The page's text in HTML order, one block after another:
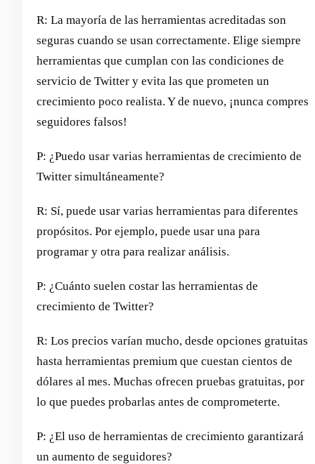
R: La mayoría de las herramientas acreditadas son
seguras cuando se usan correctamente. Elige siempre
herramientas que cumplan con las condiciones de
servicio de Twitter y evita las que prometen un
crecimiento poco realista. Y de nuevo, ¡nunca compres
seguidores falsos!
P: ¿Puedo usar varias herramientas de crecimiento de
Twitter simultáneamente?
R: Sí, puede usar varias herramientas para diferentes
propósitos. Por ejemplo, puede usar una para
programar y otra para realizar análisis.
P: ¿Cuánto suelen costar las herramientas de
crecimiento de Twitter?
R: Los precios varían mucho, desde opciones gratuitas
hasta herramientas premium que cuestan cientos de
dólares al mes. Muchas ofrecen pruebas gratuitas, por
lo que puedes probarlas antes de comprometerte.
P: ¿El uso de herramientas de crecimiento garantizará
un aumento de seguidores?